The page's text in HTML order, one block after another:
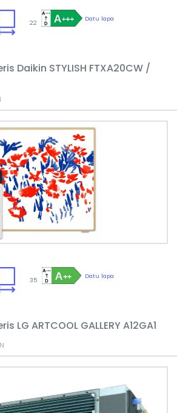
Datu lapa
22
Daikin STYLISH FTXA20CW /
Datu lapa
35
LG ARTCOOL GALLERY A12GA1